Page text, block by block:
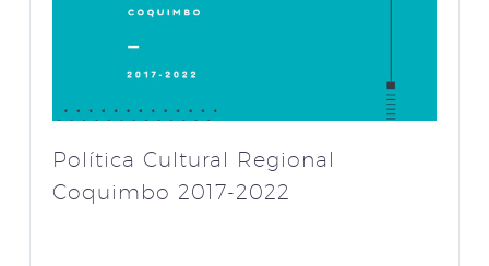
Política Cultural Regional
Coquimbo 2017-2022